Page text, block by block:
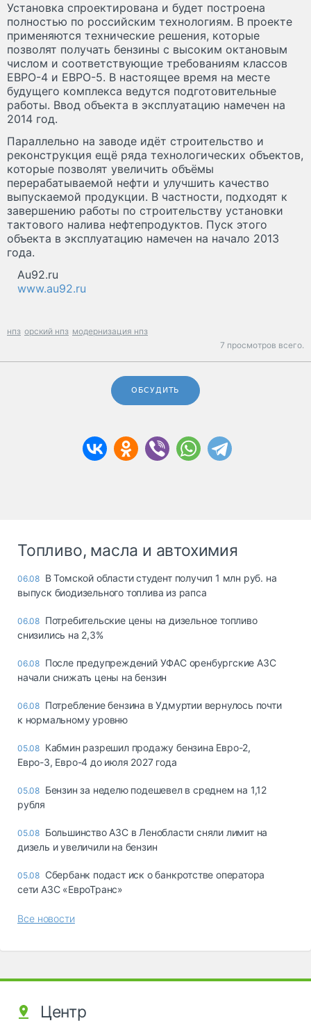
Установка спроектирована и будет построена
полностью по российским технологиям. В проекте
применяются технические решения, которые
позволят получать бензины с высоким октановым
числом и соответствующие требованиям классов
ЕВРО-4 и ЕВРО-5. В настоящее время на месте
будущего комплекса ведутся подготовительные
работы. Ввод объекта в эксплуатацию намечен на
2014 год.
Параллельно на заводе идёт строительство и
реконструкция ещё ряда технологических объектов,
которые позволят увеличить объёмы
перерабатываемой нефти и улучшить качество
выпускаемой продукции. В частности, подходят к
завершению работы по строительству установки
тактового налива нефтепродуктов. Пуск этого
объекта в эксплуатацию намечен на начало 2013
года.
Au92.ru
www.au92.ru
нпз орский нпз модернизация нпз
7 просмотров всего.
ОБСУДИТЬ
Топливо, масла и автохимия
06.08 В Томской области студент получил 1 млн руб. на
выпуск биодизельного топлива из рапса
06.08 Потребительские цены на дизельное топливо
снизились на 2,3%
06.08 После предупреждений УФАС оренбургские АЗС
начали снижать цены на бензин
06.08 Потребление бензина в Удмуртии вернулось почти
к нормальному уровню
05.08 Кабмин разрешил продажу бензина Евро-2,
Евро-3, Евро-4 до июля 2027 года
05.08 Бензин за неделю подешевел в среднем на 1,12
рубля
05.08 Большинство АЗС в Ленобласти сняли лимит на
дизель и увеличили на бензин
05.08 Сбербанк подаст иск о банкротстве оператора
сети АЗС «ЕвроТранс»
Все новости
Центр